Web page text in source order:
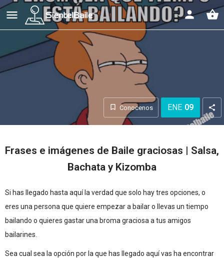
shopping_basket
Conocenos ENE 09
Frases e imágenes de Baile graciosas | Salsa,
Bachata y Kizomba
Si has llegado hasta aquí la verdad que solo hay tres opciones, o
eres una persona que quiere empezar a bailar o llevas un tiempo
bailando o quieres gastar una broma graciosa a tus amigos
bailarines.
Sea cual sea la opción por la que has llegado aquí vas ha encontrar